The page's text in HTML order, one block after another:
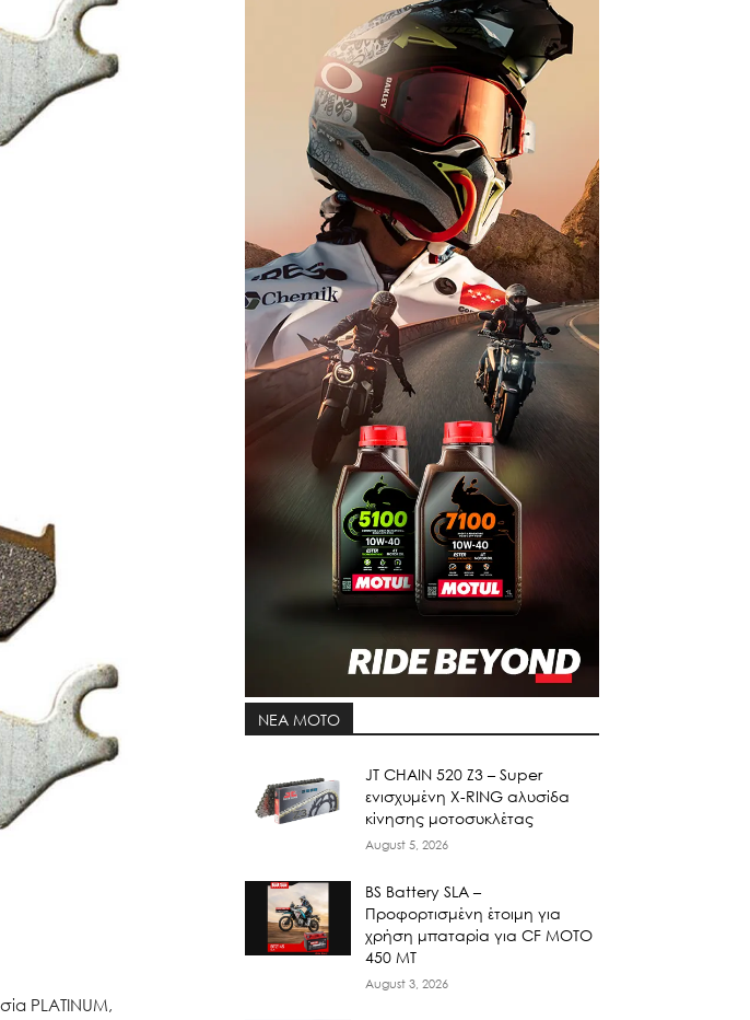
PLATINUM,
ΝΕΑ MOTO
JT CHAIN 520 Ζ3 – Super
ενισχυμένη X-RING αλυσίδα
κίνησης μοτοσυκλέτας
August 5, 2026
BS Battery SLA –
Προφορτισμένη έτοιμη για
χρήση μπαταρία για CF MOTO
450 MT
August 3, 2026